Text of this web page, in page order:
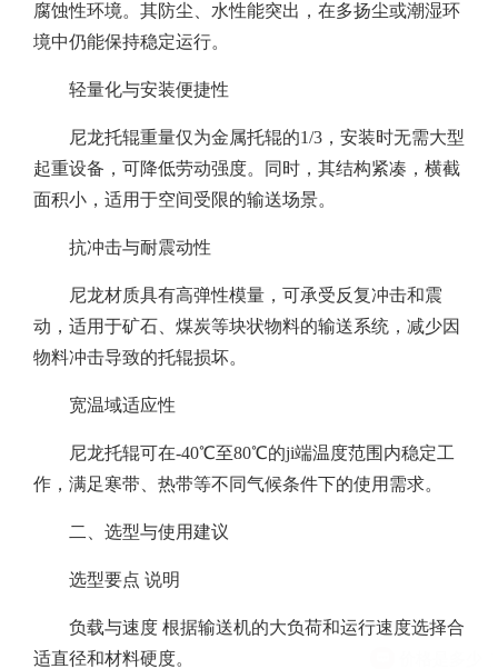
腐蚀性环境。其防尘、水性能突出，在多扬尘或潮湿环
境中仍能保持稳定运行。
轻量化与安装便捷性
尼龙托辊重量仅为金属托辊的1/3，安装时无需大型
起重设备，可降低劳动强度。同时，其结构紧凑，横截
面积小，适用于空间受限的输送场景。
抗冲击与耐震动性
尼龙材质具有高弹性模量，可承受反复冲击和震
动，适用于矿石、煤炭等块状物料的输送系统，减少因
物料冲击导致的托辊损坏。
宽温域适应性
尼龙托辊可在-40℃至80℃的ji端温度范围内稳定工
作，满足寒带、热带等不同气候条件下的使用需求。
二、选型与使用建议
选型要点 说明
负载与速度 根据输送机的大负荷和运行速度选择合
适直径和材料硬度。